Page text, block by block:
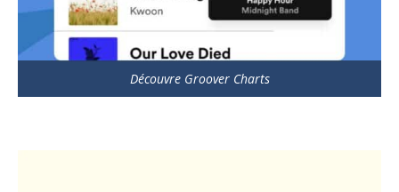
Découvre Groover Charts